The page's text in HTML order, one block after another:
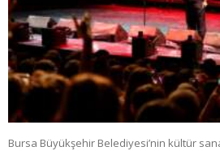
Bursa Büyükşehir Belediyesi’nin kültür